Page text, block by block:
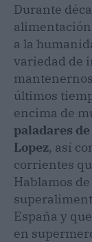
Durante
a la
variedad de
últimos
encima de
paladares
Lopez, así
corrientes
Hablamos
España y
en